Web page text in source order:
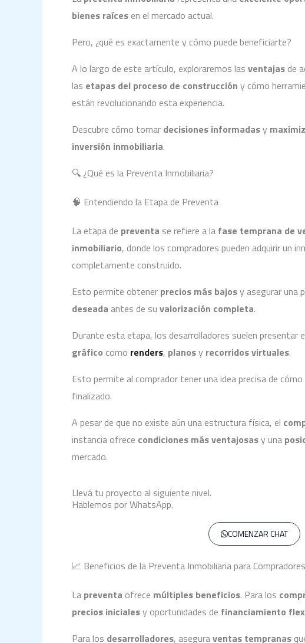
bienes raíces en el mercado actual.
Pero, ¿qué es exactamente y cómo puede beneficiarte?
A lo largo de este artículo, exploraremos las ventajasde
las etapas del proceso de construcción y cómo
están revolucionando esta experiencia.
Descubre cómo tomar decisiones informadasy
inversión inmobiliaria.
🔍 ¿Qué es la Preventa Inmobiliaria?
🧠 Entendiendo la Etapa de Preventa
La etapa de preventa se refiere a la fase temprana de
inmobiliario, donde los compradores pueden adquirir un
completamente construido.
Esto permite obtener precios más bajosy asegurar una
deseada antes de su valorización completa.
Durante esta etapa, los desarrolladores suelen presentar
gráfico como renders, planosy recorridos virtuales.
Esto permite al comprador tener una idea precisa de
finalizado.
A pesar de que no existe aún una estructura física, el
instancia ofrece condiciones más ventajosasy una
mercado.
Llevá tu proyecto al siguiente nivel.
Hablemos por WhatsApp.
COMENZAR CHAT
📈 Beneficios de la Preventa Inmobiliaria para
La preventa ofrece múltiples beneficios. Para los
precios inicialesy oportunidades de financiamiento
Para los desarrolladores, aseguraventas tempranas